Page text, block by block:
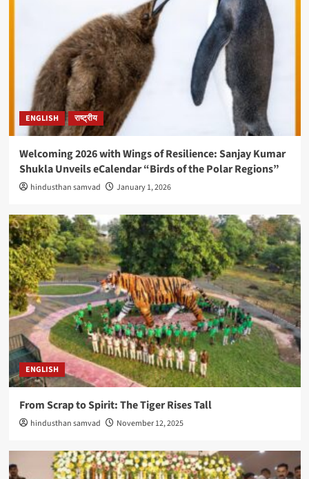
ENGLISH राष्ट्रीय
Welcoming 2026 with Wings of Resilience: Sanjay Kumar
Shukla Unveils eCalendar “Birds of the Polar Regions”
hindusthan samvad January 1, 2026
ENGLISH
From Scrap to Spirit: The Tiger Rises Tall
hindusthan samvad November 12, 2025